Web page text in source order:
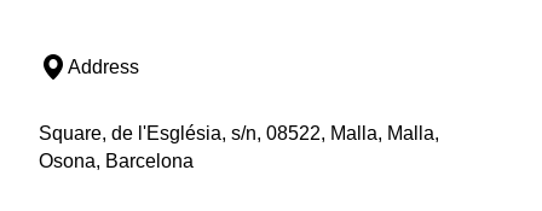
Address
Square, de l'Església, s/n, 08522, Malla, Malla,
Osona, Barcelona